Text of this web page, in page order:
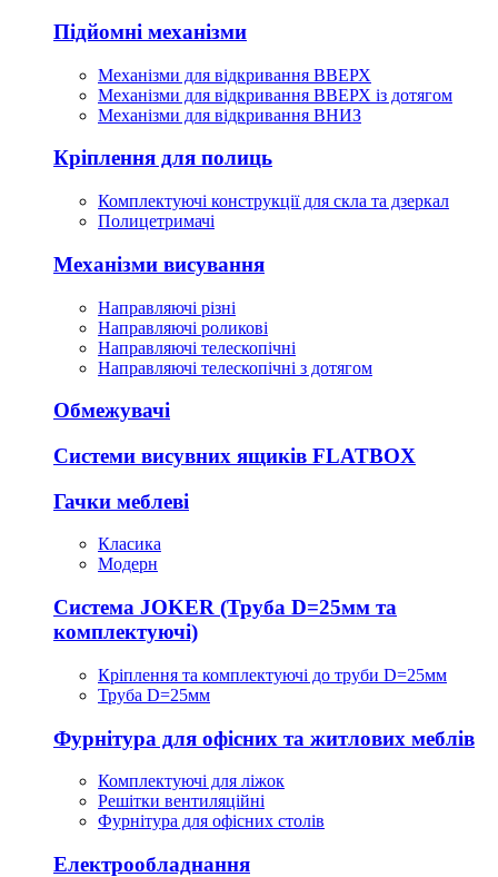
Підйомні механізми
Механізми для відкривання ВВЕРХ
Механізми для відкривання ВВЕРХ із дотягом
Механізми для відкривання ВНИЗ
Кріплення для полиць
Комплектуючі конструкції для скла та дзеркал
Полицетримачі
Механізми висування
Направляючі різні
Направляючі роликові
Направляючі телескопічні
Направляючі телескопічні з дотягом
Обмежувачі
Системи висувних ящиків FLATBOX
Гачки меблеві
Класика
Модерн
Система JOKER (Труба D=25мм та
комплектуючі)
Кріплення та комплектуючі до труби D=25мм
Труба D=25мм
Фурнітура для офісних та житлових меблів
Комплектуючі для ліжок
Решітки вентиляційні
Фурнітура для офісних столів
Електрообладнання